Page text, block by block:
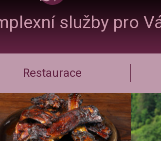
služby pro
Restaurace